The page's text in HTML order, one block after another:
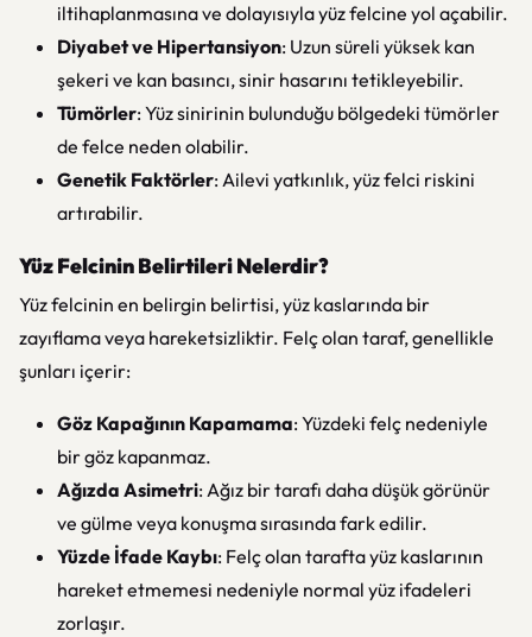
iltihaplanmasına ve dolayısıyla yüz felcine yol açabilir.
Diyabet ve Hipertansiyon: Uzun süreli yüksek kan
şekeri ve kan basıncı, sinir hasarını tetikleyebilir.
Tümörler: Yüz sinirinin bulunduğu bölgedeki tümörler
de felce neden olabilir.
Genetik Faktörler: Ailevi yatkınlık, yüz felci riskini
artırabilir.
Yüz Felcinin Belirtileri Nelerdir?
Yüz felcinin en belirgin belirtisi, yüz kaslarında bir
zayıflama veya hareketsizliktir. Felç olan taraf, genellikle
şunları içerir:
Göz Kapağının Kapamama: Yüzdeki felç nedeniyle
bir göz kapanmaz.
Ağızda Asimetri: Ağız bir tarafı daha düşük görünür
ve gülme veya konuşma sırasında fark edilir.
Yüzde İfade Kaybı: Felç olan tarafta yüz kaslarının
hareket etmemesi nedeniyle normal yüz ifadeleri
zorlaşır.